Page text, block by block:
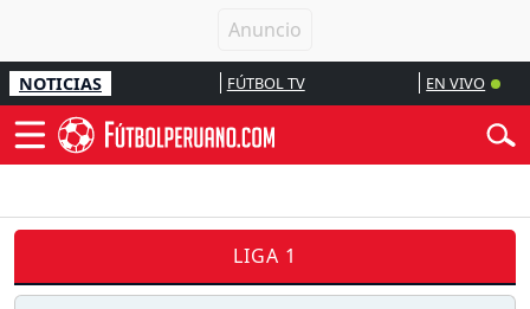
NOTICIAS FÚTBOL TV EN VIVO
LIGA 1